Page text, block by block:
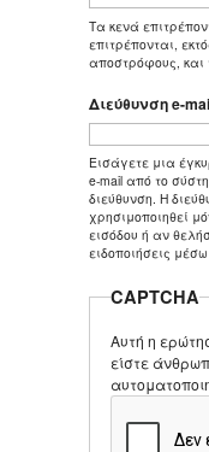
Τα κενά
επιτρέπονται,
αποστρόφους, και
Διεύθυνση e-
Εισάγετε μια
e-mail από το
διεύθυνση. Η
χρησιμοποιηθεί
εισόδου ή αν
ειδοποιήσεις
CAPTCHA
Αυτή η
είστε